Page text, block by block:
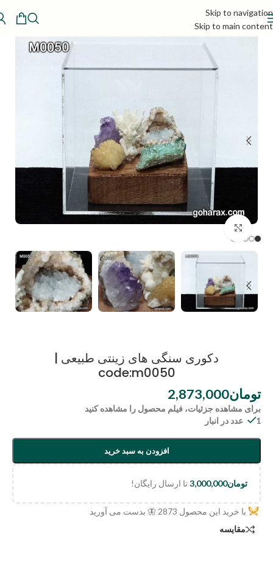
Skip to navigation
Skip to main content
دکوری سنگی های زینتی طبیعی |
code:m0050
تومان2,873,000
برای مشاهده جزئیات، فیلم محصول را مشاهده کنید
1 عدد در انبار
افزودن به سبد خرید
تومان3,000,000تا ارسال رایگان!
با خرید این محصول 2873 🦋 بدست می آورید
مقایسه